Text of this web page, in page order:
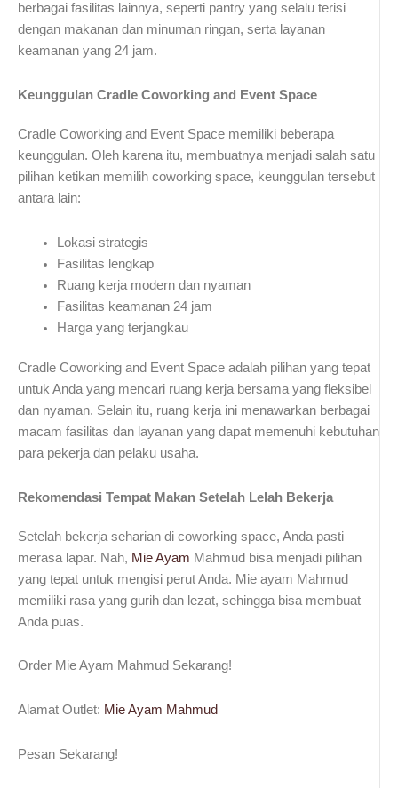
berbagai fasilitas lainnya, seperti pantry yang selalu terisi
dengan makanan dan minuman ringan, serta layanan
keamanan yang 24 jam.
Keunggulan Cradle Coworking and Event Space
Cradle Coworking and Event Space memiliki beberapa
keunggulan. Oleh karena itu, membuatnya menjadi salah satu
pilihan ketikan memilih coworking space, keunggulan tersebut
antara lain:
Lokasi strategis
Fasilitas lengkap
Ruang kerja modern dan nyaman
Fasilitas keamanan 24 jam
Harga yang terjangkau
Cradle Coworking and Event Space adalah pilihan yang tepat
untuk Anda yang mencari ruang kerja bersama yang fleksibel
dan nyaman. Selain itu, ruang kerja ini menawarkan berbagai
macam fasilitas dan layanan yang dapat memenuhi kebutuhan
para pekerja dan pelaku usaha.
Rekomendasi Tempat Makan Setelah Lelah Bekerja
Setelah bekerja seharian di coworking space, Anda pasti
merasa lapar. Nah, Mie Ayam Mahmud bisa menjadi pilihan
yang tepat untuk mengisi perut Anda. Mie ayam Mahmud
memiliki rasa yang gurih dan lezat, sehingga bisa membuat
Anda puas.
Order Mie Ayam Mahmud Sekarang!
Alamat Outlet: Mie Ayam Mahmud
Pesan Sekarang!